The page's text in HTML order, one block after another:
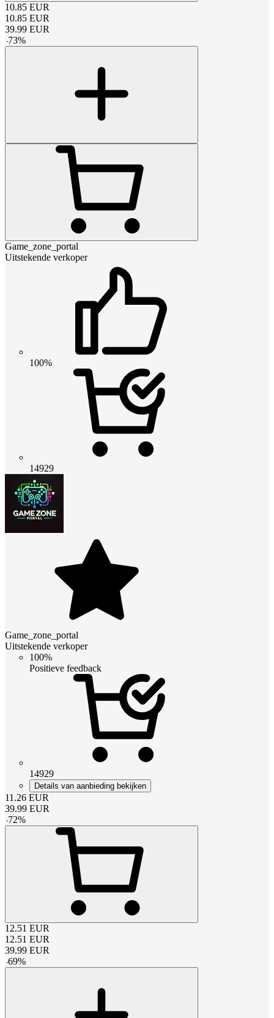
10.85 EUR
10.85 EUR
39.99 EUR
-73%
Game_zone_portal
Uitstekende verkoper
100%
14929
Game_zone_portal
Uitstekende verkoper
100%
Positieve feedback
14929
Details van aanbieding bekijken
11.26 EUR
39.99 EUR
-72%
12.51 EUR
12.51 EUR
39.99 EUR
-69%